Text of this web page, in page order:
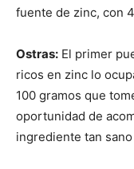
fuente de zinc, con
Ostras: El primer
ricos en zinc lo
100 gramos que
oportunidad de
ingrediente tan